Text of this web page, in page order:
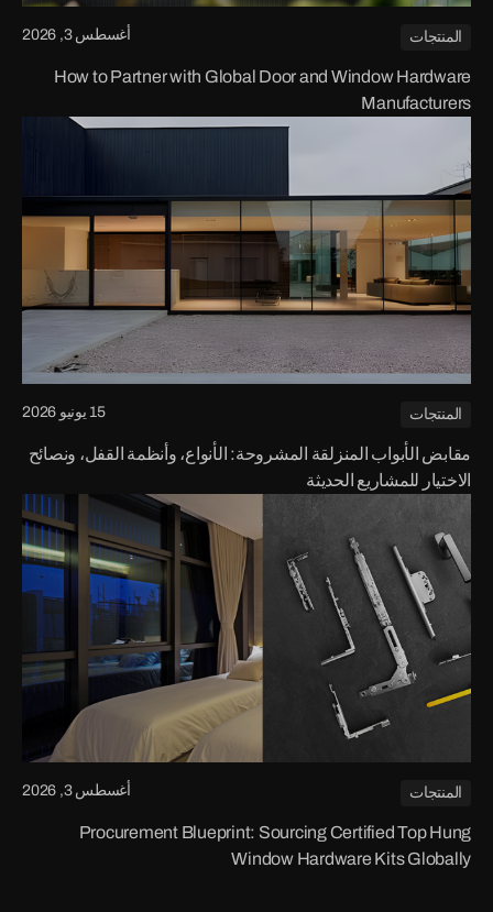
المنتجات أغسطس 3, 2026
How to Partner with Global Door and Window Hardware
Manufacturers
المنتجات 15 يونيو 2026
مقابض الأبواب المنزلقة المشروحة: الأنواع، وأنظمة القفل، ونصائح
الاختيار للمشاريع الحديثة
المنتجات أغسطس 3, 2026
Procurement Blueprint: Sourcing Certified Top Hung
Window Hardware Kits Globally